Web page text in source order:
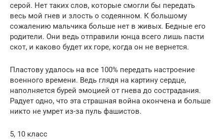
серой. Нет таких слов, которые смогли бы передать
весь мой гнев и злость о содеянном. К большому
сожалению мальчика больше нет в живых. Бедные его
родители. Они ведь отправили юнца всего лишь пасти
скот, и каково будет их горе, когда он не вернется.
Пластову удалось на все 100% передать настроение
военного времени. Ведь глядя на картину сердце,
наполняется бурей эмоцией от гнева до сострадания.
Радует одно, что эта страшная война окончена и больше
никто не умрет из-за пуль фашистов.
5, 10 класс